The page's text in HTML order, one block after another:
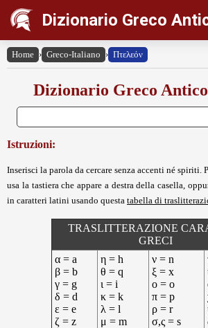
Dizionario Greco
Home › Greco-Italiano › Πτελεόν
Dizionario Greco
Istruzioni:
Inserisci la parola da cercare senza accenti né spiriti.
usa la tastiera che appare a destra della casella,
in caratteri latini usando questa tabella di
TRASLITTERAZIONE
GRECI
α = a
β = b
γ = g
δ = d
ε = e
ζ = z
η = h
θ = q
ι = i
κ = k
λ = l
μ = m
ν = n
ξ = x
ο = o
π = p
ρ = r
σ,ς = s